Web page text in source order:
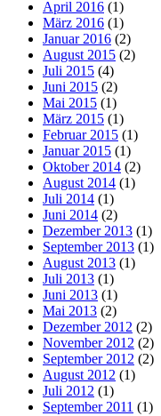
April 2016 (1)
März 2016 (1)
Januar 2016 (2)
August 2015 (2)
Juli 2015 (4)
Juni 2015 (2)
Mai 2015 (1)
März 2015 (1)
Februar 2015 (1)
Januar 2015 (1)
Oktober 2014 (2)
August 2014 (1)
Juli 2014 (1)
Juni 2014 (2)
Dezember 2013 (1)
September 2013 (1)
August 2013 (1)
Juli 2013 (1)
Juni 2013 (1)
Mai 2013 (2)
Dezember 2012 (2)
November 2012 (2)
September 2012 (2)
August 2012 (1)
Juli 2012 (1)
September 2011 (1)